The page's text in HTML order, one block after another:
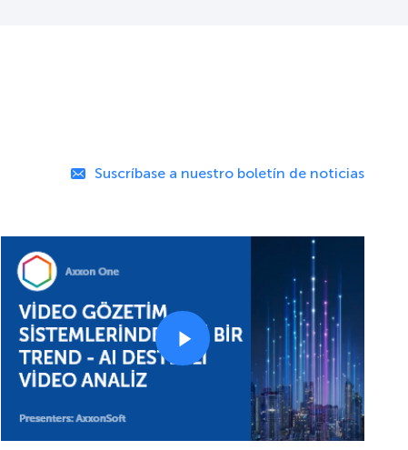
Suscríbase a nuestro boletín de noticias